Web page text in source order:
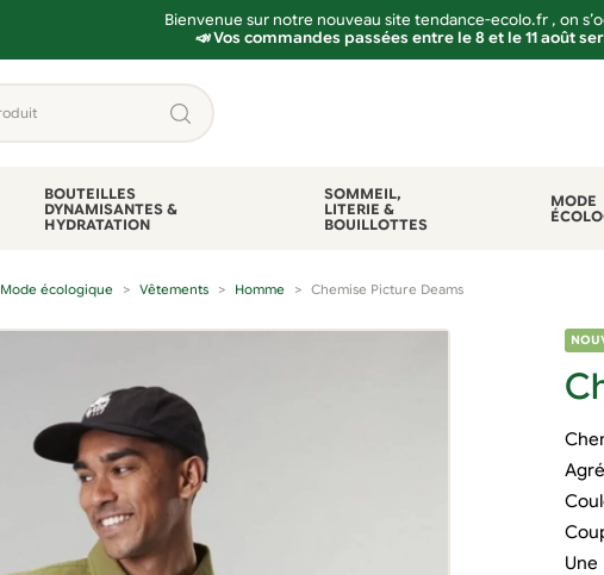
Bienvenue sur notre nouveau site tendance-ecolo.fr , on
📣 Vos commandes passées entre le 8 et le 11 août
BOUTEILLES
DYNAMISANTES &
HYDRATATION
SOMMEIL,
LITERIE &
BOUILLOTTES
MODE
Mode écologique Vêtements Homme Chemise Picture Deams